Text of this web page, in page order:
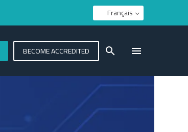
Français
BECOME ACCREDITED